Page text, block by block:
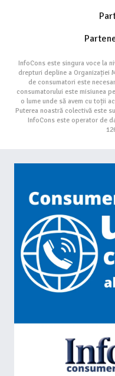
InfoCons este singura voce la
drepturi depline a Organizației
de consumatori este
consumatorului este misiunea
o lume unde să avem cu toții
Puterea noastră colectivă este
InfoCons este operator de